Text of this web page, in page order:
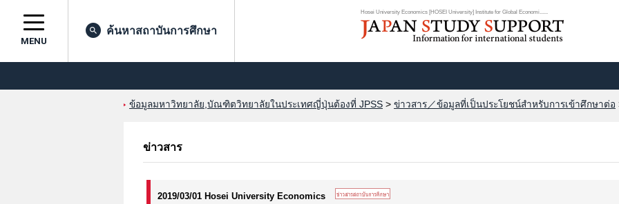
Hosei University Economics [HOSEI University] Institute for Global Economi......
MENU
ค้นหาสถาบันการศึกษา
ข้อมูลมหาวิทยาลัย,บัณฑิตวิทยาลัยในประเทศญี่ปุ่นต้องที่ JPSS > ข่าวสาร／ข้อมูลที่เป็นประโยชน์สำหรับการเข้าศึกษาต่อ
ข่าวสาร
2019/03/01 Hosei University Economics